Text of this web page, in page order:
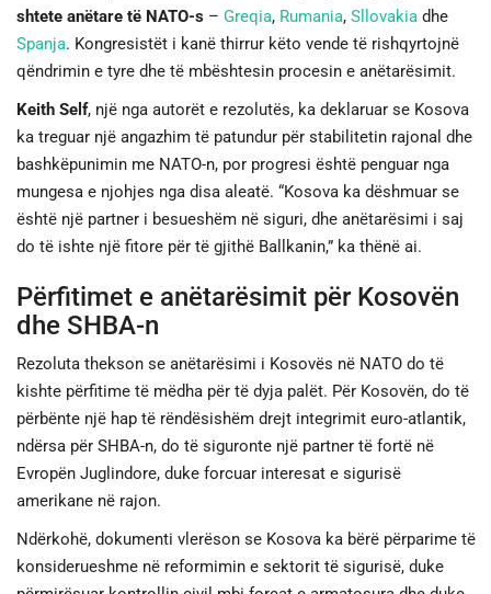
shtete anëtare të NATO-s – Greqia, Rumania, Sllovakia dhe
Spanja. Kongresistët i kanë thirrur këto vende të rishqyrtojnë
qëndrimin e tyre dhe të mbështesin procesin e anëtarësimit.
Keith Self, një nga autorët e rezolutës, ka deklaruar se Kosova
ka treguar një angazhim të patundur për stabilitetin rajonal dhe
bashkëpunimin me NATO-n, por progresi është penguar nga
mungesa e njohjes nga disa aleatë. “Kosova ka dëshmuar se
është një partner i besueshëm në siguri, dhe anëtarësimi i saj
do të ishte një fitore për të gjithë Ballkanin,” ka thënë ai.
Përfitimet e anëtarësimit për Kosovën
dhe SHBA-n
Rezoluta thekson se anëtarësimi i Kosovës në NATO do të
kishte përfitime të mëdha për të dyja palët. Për Kosovën, do të
përbënte një hap të rëndësishëm drejt integrimit euro-atlantik,
ndërsa për SHBA-n, do të siguronte një partner të fortë në
Evropën Juglindore, duke forcuar interesat e sigurisë
amerikane në rajon.
Ndërkohë, dokumenti vlerëson se Kosova ka bërë përparime të
konsiderueshme në reformimin e sektorit të sigurisë, duke